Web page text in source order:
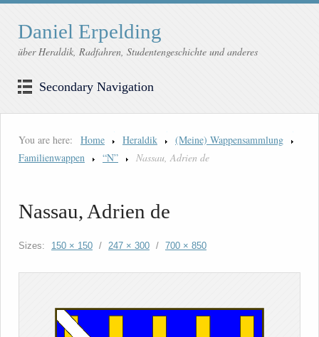
Daniel Erpelding
über Heraldik, Radfahren, Studentengeschichte und anderes
Secondary Navigation
You are here: Home Heraldik
(Meine) Wappensammlung
Familienwappen
“N” Nassau, Adrien de
Nassau, Adrien de
Sizes: 150 × 150 / 247 × 300 / 700 × 850